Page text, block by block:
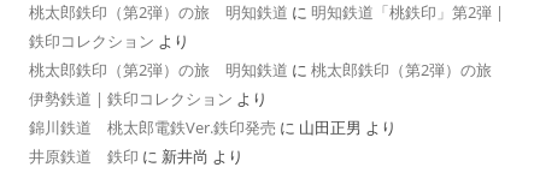
桃太郎鉄印（第2弾）の旅 明知鉄道 に 明知鉄道「桃鉄印」第2弾 |
鉄印コレクション より
桃太郎鉄印（第2弾）の旅 明知鉄道 に 桃太郎鉄印（第2弾）の旅
伊勢鉄道 | 鉄印コレクション より
錦川鉄道 桃太郎電鉄Ver.鉄印発売 に 山田正男 より
井原鉄道 鉄印 に 新井尚 より